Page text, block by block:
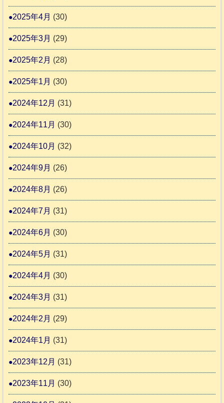
2025年4月 (30)
2025年3月 (29)
2025年2月 (28)
2025年1月 (30)
2024年12月 (31)
2024年11月 (30)
2024年10月 (32)
2024年9月 (26)
2024年8月 (26)
2024年7月 (31)
2024年6月 (30)
2024年5月 (31)
2024年4月 (30)
2024年3月 (31)
2024年2月 (29)
2024年1月 (31)
2023年12月 (31)
2023年11月 (30)